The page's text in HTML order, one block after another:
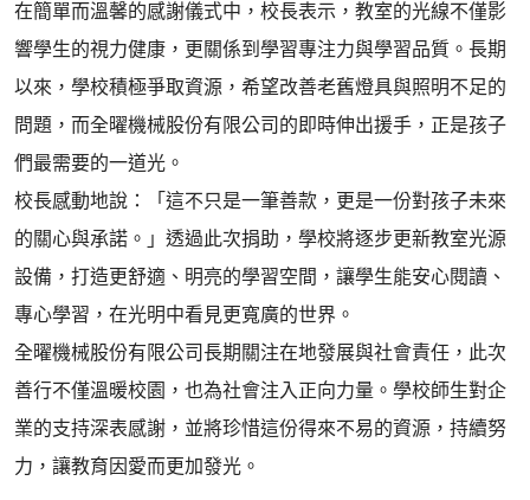
在簡單而溫馨的感謝儀式中，校長表示，教室的光線不僅影
響學生的視力健康，更關係到學習專注力與學習品質。長期
以來，學校積極爭取資源，希望改善老舊燈具與照明不足的
問題，而全曜機械股份有限公司的即時伸出援手，正是孩子
們最需要的一道光。
校長感動地說：「這不只是一筆善款，更是一份對孩子未來
的關心與承諾。」透過此次捐助，學校將逐步更新教室光源
設備，打造更舒適、明亮的學習空間，讓學生能安心閱讀、
專心學習，在光明中看見更寬廣的世界。
全曜機械股份有限公司長期關注在地發展與社會責任，此次
善行不僅溫暖校園，也為社會注入正向力量。學校師生對企
業的支持深表感謝，並將珍惜這份得來不易的資源，持續努
力，讓教育因愛而更加發光。